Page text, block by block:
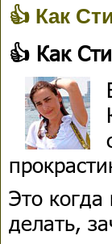
👍 Как
👍 Как
Это
делать,